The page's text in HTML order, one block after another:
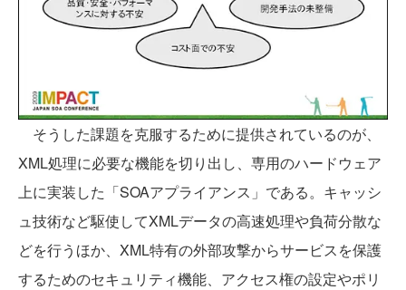
そうした課題を克服するために提供されているのが、
XML処理に必要な機能を切り出し、専用のハードウェア
上に実装した「SOAアプライアンス」である。キャッシ
ュ技術など駆使してXMLデータの高速処理や負荷分散な
どを行うほか、XML特有の外部攻撃からサービスを保護
するためのセキュリティ機能、アクセス権の設定やポリ